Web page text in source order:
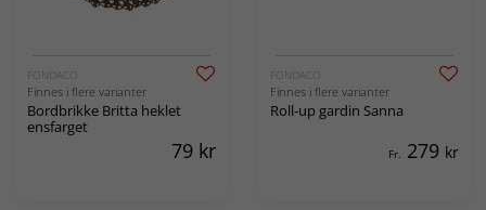
FONDACO
Finnes i flere varianter
Bordbrikke Britta heklet
ensfarget
79 kr
FONDACO
Finnes i flere varianter
Roll-up gardin Sanna
Fr. 279 kr